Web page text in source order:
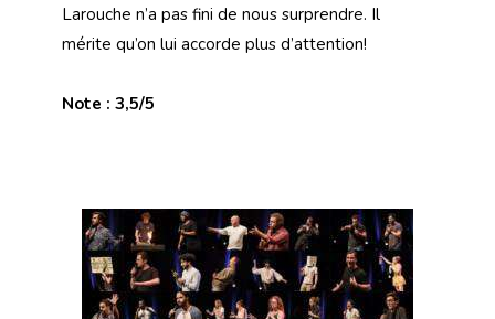
Larouche n’a pas fini de nous surprendre. Il
mérite qu’on lui accorde plus d’attention!
Note : 3,5/5